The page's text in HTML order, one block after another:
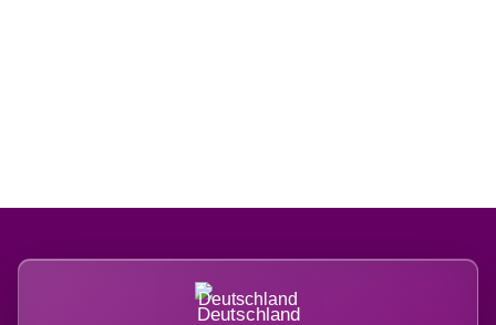
Deutschland